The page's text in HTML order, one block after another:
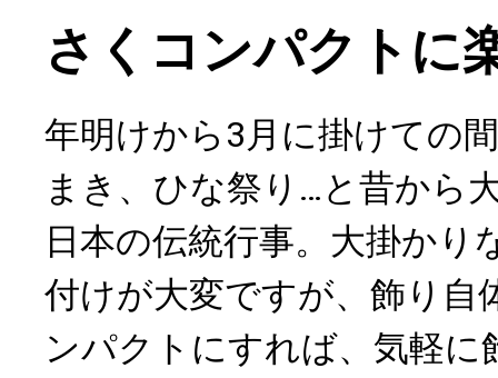
さくコンパクトに
年明けから3月に掛けての
まき、ひな祭り…と昔から
日本の伝統行事。大掛かり
付けが大変ですが、飾り自
ンパクトにすれば、気軽に